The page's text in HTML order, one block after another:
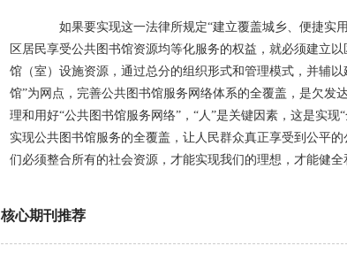
如果要实现这一法律所规定“建立覆盖城乡、便捷实
区居民享受公共图书馆资源均等化服务的权益，就必须建立
馆（室）设施资源，通过总分的组织形式和管理模式，并辅
馆”为网点，完善公共图书馆服务网络体系的全覆盖，是欠发
理和用好“公共图书馆服务网络”，“人”是关键因素，这是实
实现公共图书馆服务的全覆盖，让人民群众真正享受到公平
们必须整合所有的社会资源，才能实现我们的理想，才能健全
核心期刊推荐